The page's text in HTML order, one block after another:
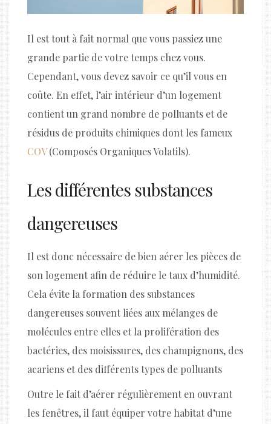
Il est tout à fait normal que vous passiez une
grande partie de votre temps chez vous.
Cependant, vous devez savoir ce qu’il vous en
coûte. En effet, l’air intérieur d’un logement
contient un grand nombre de polluants et de
résidus de produits chimiques dont les fameux
COV(Composés Organiques Volatils).
Les différentes substances
dangereuses
Il est donc nécessaire de bien aérer les pièces de
son logement afin de réduire le taux d’humidité.
Cela évite la formation des substances
dangereuses souvent liées aux mélanges de
molécules entre elles et la prolifération des
bactéries, des moisissures, des champignons, des
acariens et des différents types de polluants
Outre le fait d’aérer régulièrement en ouvrant
les fenêtres, il faut équiper votre habitat d’une